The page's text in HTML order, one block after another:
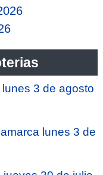
3 de agosto
lunes 3 de